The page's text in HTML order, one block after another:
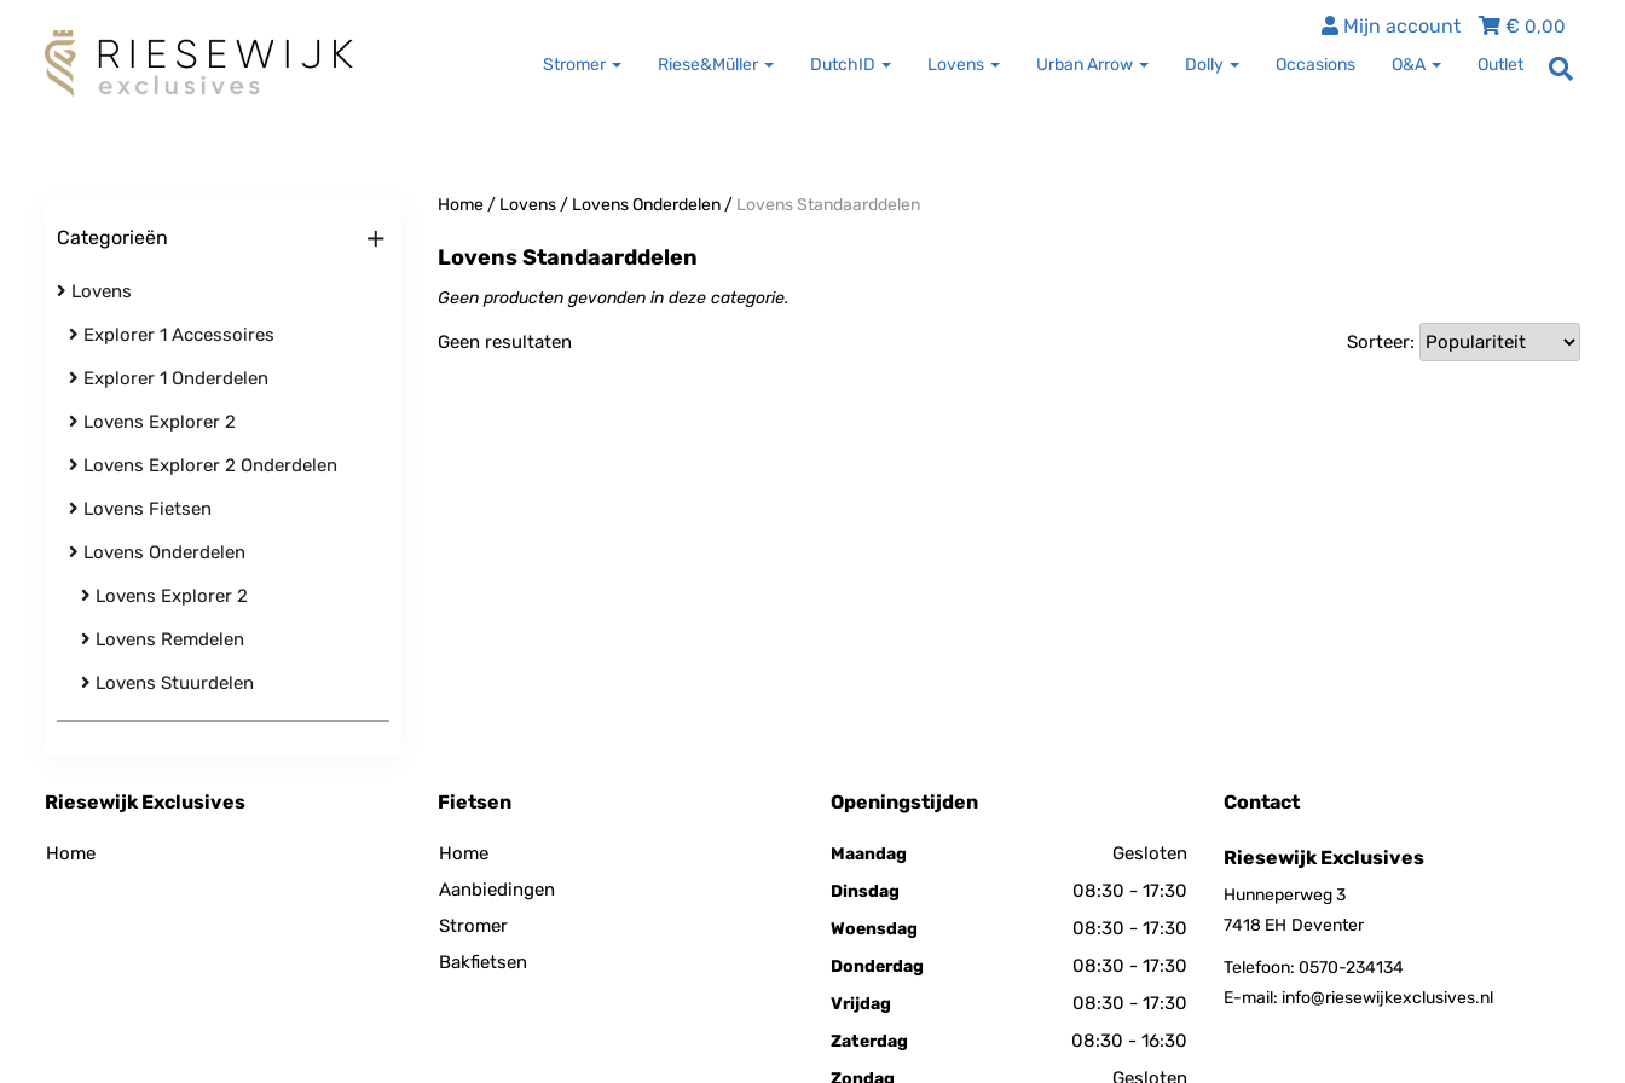
€ 0,00
Mijn account
Stromer Riese&Müller DutchID Lovens Urban Arrow Dolly Occasions O&A Outlet
Categorieën +
Lovens
Explorer 1 Accessoires
Explorer 1 Onderdelen
Lovens Explorer 2
Lovens Explorer 2 Onderdelen
Lovens Fietsen
Lovens Onderdelen
Lovens Explorer 2
Lovens Remdelen
Lovens Stuurdelen
Home/ Lovens/ Lovens Onderdelen/ Lovens Standaarddelen
Lovens Standaarddelen
Geen producten gevonden in deze categorie.
Geen resultaten Sorteer:
Riesewijk Exclusives
Home
Fietsen
Home
Aanbiedingen
Stromer
Bakfietsen
Openingstijden
Maandag Gesloten
Dinsdag 08:30 - 17:30
Woensdag 08:30 - 17:30
Donderdag 08:30 - 17:30
Vrijdag 08:30 - 17:30
Zaterdag 08:30 - 16:30
Zondag Gesloten
Contact
Riesewijk Exclusives
Hunneperweg 3
7418 EH Deventer
Telefoon: 0570-234134
E-mail: info@riesewijkexclusives.nl